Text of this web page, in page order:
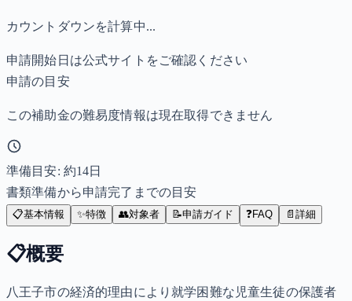
カウントダウンを計算中...
申請開始日は公式サイトをご確認ください
申請の目安
この補助金の難易度情報は現在取得できません
準備目安: 約14日
書類準備から申請完了までの目安
📋基本情報 ✨特徴 👥対象者 📝申請ガイド ❓FAQ 📄 詳細
📋概要
八王子市の経済的理由により就学困難な児童生徒の保護者